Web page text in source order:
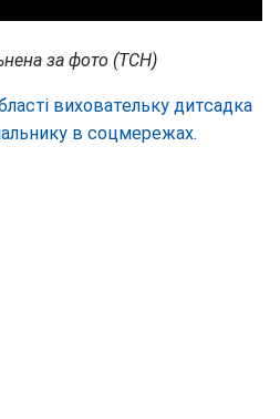
за фото (ТСН)
виховательку дитсадка
в соцмережах.